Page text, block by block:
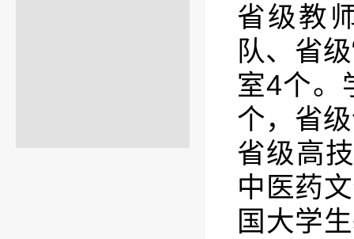
省级教
队、省
室4个。
个，省
省级高
中医药
国大学